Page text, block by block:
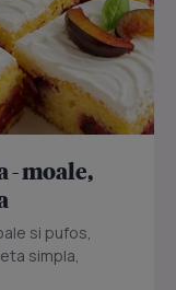
- moale,
si pufos,
simpla,